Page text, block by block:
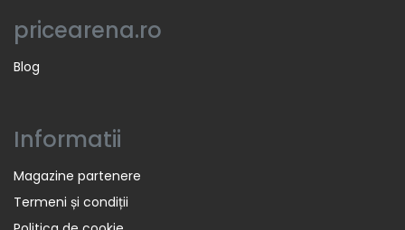
pricearena.ro
Blog
Informatii
Magazine partenere
Termeni și condiții